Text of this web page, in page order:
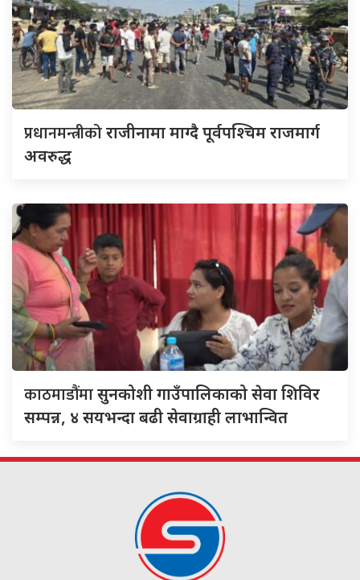
प्रधानमन्त्रीकोराजीनामा माग्दै पूर्वपश्चिम राजमार्ग
अवरुद्ध
काठमाडौंमासुनकोशी गाउँपालिकाको सेवा शिविर
सम्पन्न, ४ सयभन्दा बढी सेवाग्राही लाभान्वित